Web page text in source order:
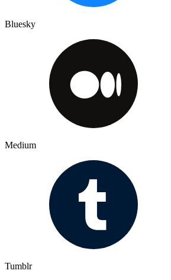
Bluesky
Medium
Tumblr